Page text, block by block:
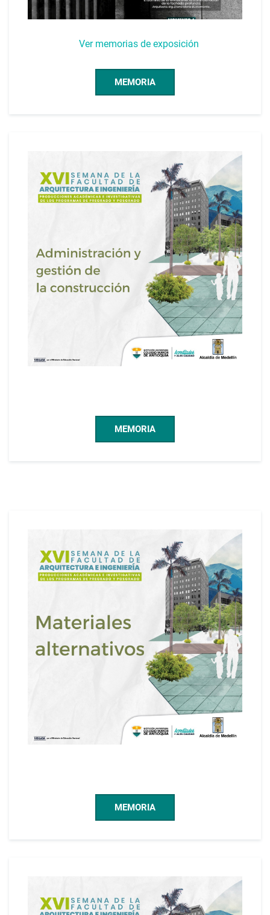
Ver memorias de exposición
MEMORIA
MEMORIA
MEMORIA